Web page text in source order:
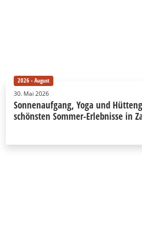
2026 - August
30. Mai 2026
Sonnenaufgang, Yoga und
schönsten Sommer-Erlebnisse in